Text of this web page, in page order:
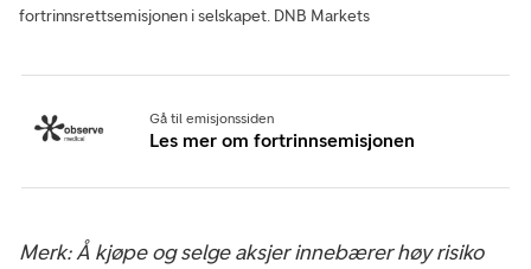
fortrinnsrettsemisjonen i selskapet. DNB Markets
Gå til emisjonssiden
Les mer om fortrinnsemisjonen
Merk: Å kjøpe og selge aksjer innebærer høy risiko